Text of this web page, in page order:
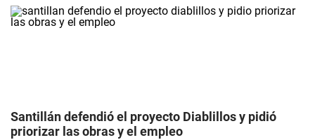
Santillán defendió el proyecto Diablillos y pidió
priorizar las obras y el empleo